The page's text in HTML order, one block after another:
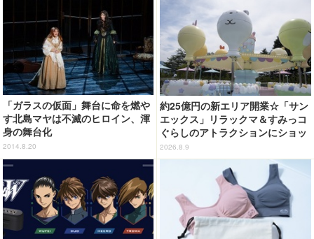
「ガラスの仮面」舞台に命を燃や
す北島マヤは不滅のヒロイン、渾
身の舞台化
2014.8.20
約25億円の新エリア開業☆「サン
エックス」リラックマ＆すみっコ
ぐらしのアトラクションにショッ
プ、レストランも！「富士急ハイ
ランド」内【レポート】
2026.8.9